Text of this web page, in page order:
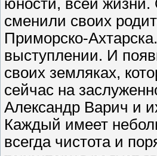
юности, всей жизни.
сменили своих
Приморско-
выступлении. И
своих земляках,
сейчас на
Александр Варич и
Каждый имеет
всегда чистота и